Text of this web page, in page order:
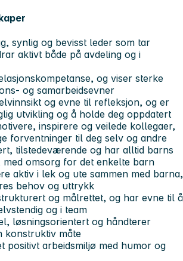
synlig og bevisst leder som tar
aktivt både på avdeling og i
og viser sterke
og samarbeidsevner
og evne til refleksjon, og er
utvikling og å holde deg oppdatert
inspirere og veilede kollegaer,
forventninger til deg selv og andre
tilstedeværende og har alltid barns
med omsorg for det enkelte barn
aktiv i lek og ute sammen med barna,
behov og uttrykk
og målrettet, og har evne til å
og i team
løsningsorientert og håndterer
konstruktiv måte
positivt arbeidsmiljø med humor og